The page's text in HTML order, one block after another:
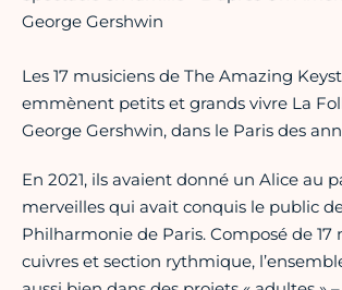
George Gershwin
Les 17 musiciens de The Amazing
emmènent petits et grands vivre La
George Gershwin, dans le Paris des
En 2021, ils avaient donné un Alice au
merveilles qui avait conquis le public
Philharmonie de Paris. Composé de 17
cuivres et section rythmique,